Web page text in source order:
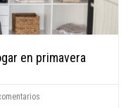
en primavera